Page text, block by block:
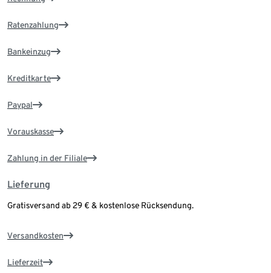
Ratenzahlung
Bankeinzug
Kreditkarte
Paypal
Vorauskasse
Zahlung in der Filiale
Lieferung
Gratisversand ab 29 € & kostenlose Rücksendung.
Versandkosten
Lieferzeit